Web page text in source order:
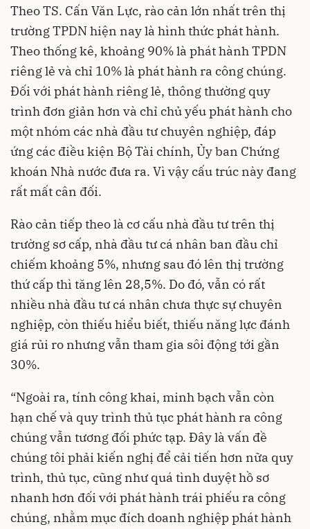
Theo TS. Cấn Văn Lực, rào cản lớn nhất trên thị
trường TPDN hiện nay là hình thức phát hành.
Theo thống kê, khoảng 90% là phát hành TPDN
riêng lẻ và chỉ 10% là phát hành ra công chúng.
Đối với phát hành riêng lẻ, thông thường quy
trình đơn giản hơn và chỉ chủ yếu phát hành cho
một nhóm các nhà đầu tư chuyên nghiệp, đáp
ứng các điều kiện Bộ Tài chính, Ủy ban Chứng
khoán Nhà nước đưa ra. Vì vậy cấu trúc này đang
rất mất cân đối.
Rào cản tiếp theo là cơ cấu nhà đầu tư trên thị
trường sơ cấp, nhà đầu tư cá nhân ban đầu chỉ
chiếm khoảng 5%, nhưng sau đó lên thị trường
thứ cấp thì tăng lên 28,5%. Do đó, vẫn có rất
nhiều nhà đầu tư cá nhân chưa thực sự chuyên
nghiệp, còn thiếu hiểu biết, thiếu năng lực đánh
giá rủi ro nhưng vẫn tham gia sôi động tới gần
30%.
“Ngoài ra, tính công khai, minh bạch vẫn còn
hạn chế và quy trình thủ tục phát hành ra công
chúng vẫn tương đối phức tạp. Đây là vấn đề
chúng tôi phải kiến nghị để cải tiến hơn nữa quy
trình, thủ tục, cũng như quá tình duyệt hồ sơ
nhanh hơn đối với phát hành trái phiếu ra công
chúng, nhằm mục đích doanh nghiệp phát hành